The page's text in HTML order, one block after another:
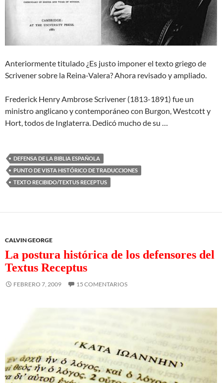
Anteriormente titulado ¿Es justo imponer el texto griego de
Scrivener sobre la Reina-Valera? Ahora revisado y ampliado.
Frederick Henry Ambrose Scrivener (1813-1891) fue un
ministro anglicano y contemporáneo con Burgon, Westcott y
Hort, todos de Inglaterra. Dedicó mucho de su …
DEFENSA DE LA BIBLIA ESPAÑOLA
PUNTO DE VISTA HISTÓRICO DE TRADUCCIONES
TEXTO RECIBIDO/TEXTUS RECEPTUS
CALVIN GEORGE
La postura histórica de los defensores del
Textus Receptus
FEBRERO 7, 2009 15 COMENTARIOS